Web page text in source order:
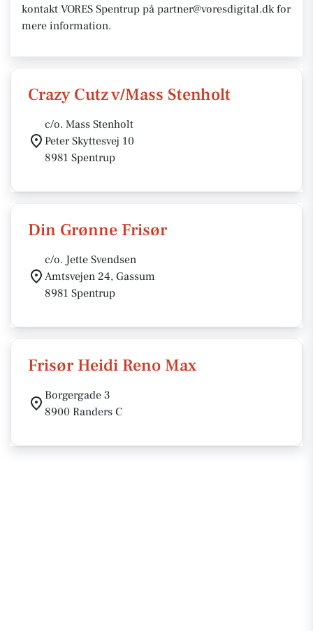
kontakt VORES Spentrup på partner@voresdigital.dk for
mere information.
Crazy Cutz v/Mass Stenholt
c/o. Mass Stenholt
Peter Skyttesvej 10
8981 Spentrup
Din Grønne Frisør
c/o. Jette Svendsen
Amtsvejen 24, Gassum
8981 Spentrup
Frisør Heidi Reno Max
Borgergade 3
8900 Randers C